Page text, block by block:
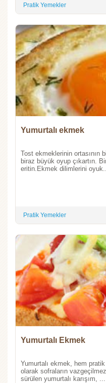
Pratik Yemekler
Yumurtalı ekmek
Tost ekmeklerinin ortasının
biraz büyük oyup çıkartın.
eritin.Ekmek dilimlerini oyuk...
Pratik Yemekler
Yumurtalı Ekmek
Yumurtalı ekmek, hem
olarak sofraların
sürülen yumurtalı karışım, ...